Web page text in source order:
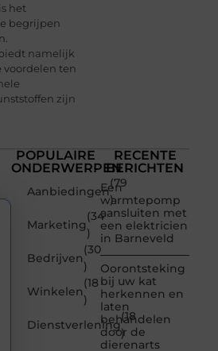
het
begrijpen
namelijk
ten
zijn
POPULAIRE
ONDERWERPEN
Aanbiedingen
(79
)
Marketing
(34
)
Bedrijven
(30
)
Winkelen
(18
)
Dienstverlening
(18
)
RECENTE
BERICHTEN
Een
warmtepomp
aansluiten met
een elektricien
in Barneveld
Oorontsteking
bij uw kat
herkennen en
laten
behandelen
door de
dierenarts